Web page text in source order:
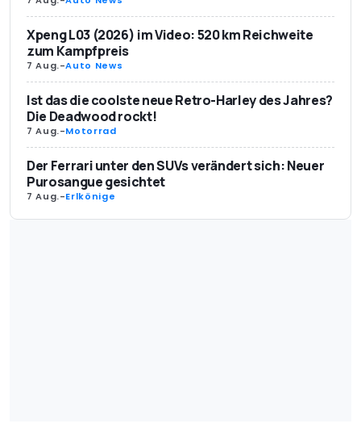
Xpeng L03 (2026) im Video: 520 km Reichweite
zum Kampfpreis
7 Aug.-Auto News
Ist das die coolste neue Retro-Harley des Jahres?
Die Deadwood rockt!
7 Aug.-Motorrad
Der Ferrari unter den SUVs verändert sich: Neuer
Purosangue gesichtet
7 Aug.-Erlkönige